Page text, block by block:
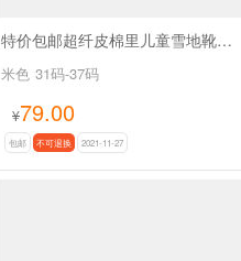
特价包邮超纤皮棉里儿童雪地靴SA8888
米色 31码-37码
¥79.00
包邮 不可退换 2021-11-27